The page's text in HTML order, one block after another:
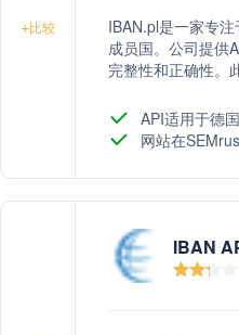
+比较
IBAN.pl是一家专
成员国。公司提供
完整性和正确性。
API适用于德国
网站在
IBAN